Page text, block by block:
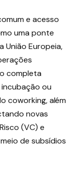
e acesso
uma ponte
União Europeia,
completa
ou
coworking, além
novas
(VC) e
de subsídios